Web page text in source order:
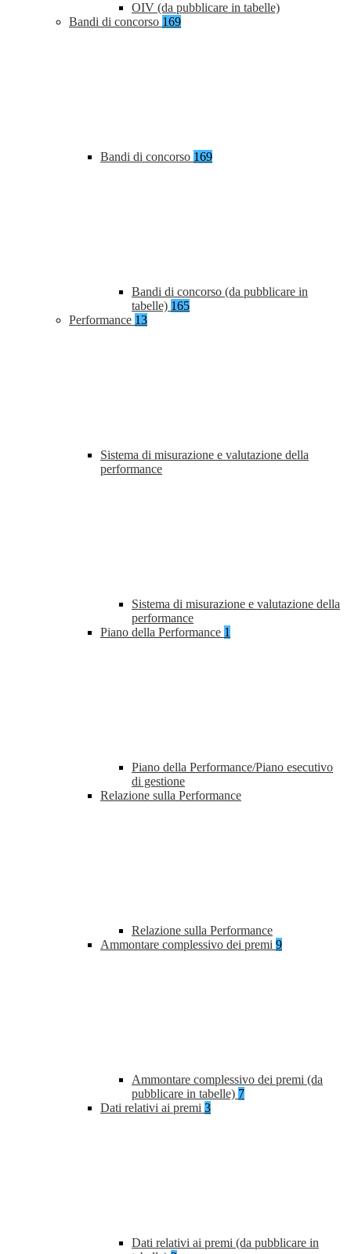
OIV (da pubblicare in tabelle)
Bandi di concorso 169
Bandi di concorso 169
Bandi di concorso (da pubblicare in
tabelle) 165
Performance 13
Sistema di misurazione e valutazione della
performance
Sistema di misurazione e valutazione della
performance
Piano della Performance 1
Piano della Performance/Piano esecutivo
di gestione
Relazione sulla Performance
Relazione sulla Performance
Ammontare complessivo dei premi 9
Ammontare complessivo dei premi (da
pubblicare in tabelle) 7
Dati relativi ai premi 3
Dati relativi ai premi (da pubblicare in